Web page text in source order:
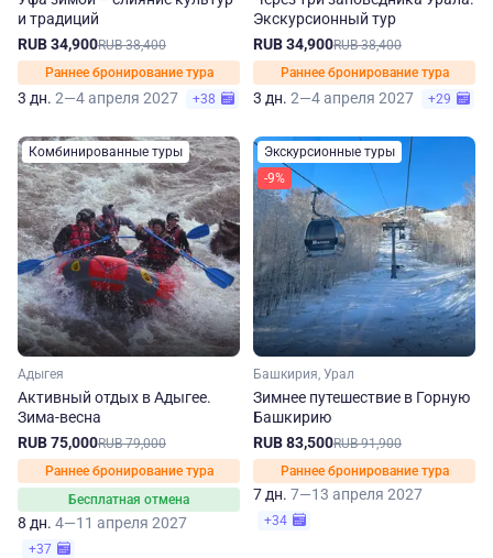
и традиций
RUB 34,900RUB 38,400
Раннее бронирование тура
3 дн. 2—4 апреля 2027 +38
Экскурсионный тур
RUB 34,900RUB 38,400
Раннее бронирование тура
3 дн. 2—4 апреля 2027 +29
Комбинированные туры
Адыгея
Активный отдых в Адыгее.
Зима-весна
RUB 75,000RUB 79,000
Раннее бронирование тура
Бесплатная отмена
8 дн. 4—11 апреля 2027
+37
Экскурсионные туры
-9%
Башкирия, Урал
Зимнее путешествие в Горную
Башкирию
RUB 83,500RUB 91,900
Раннее бронирование тура
7 дн. 7—13 апреля 2027
+34